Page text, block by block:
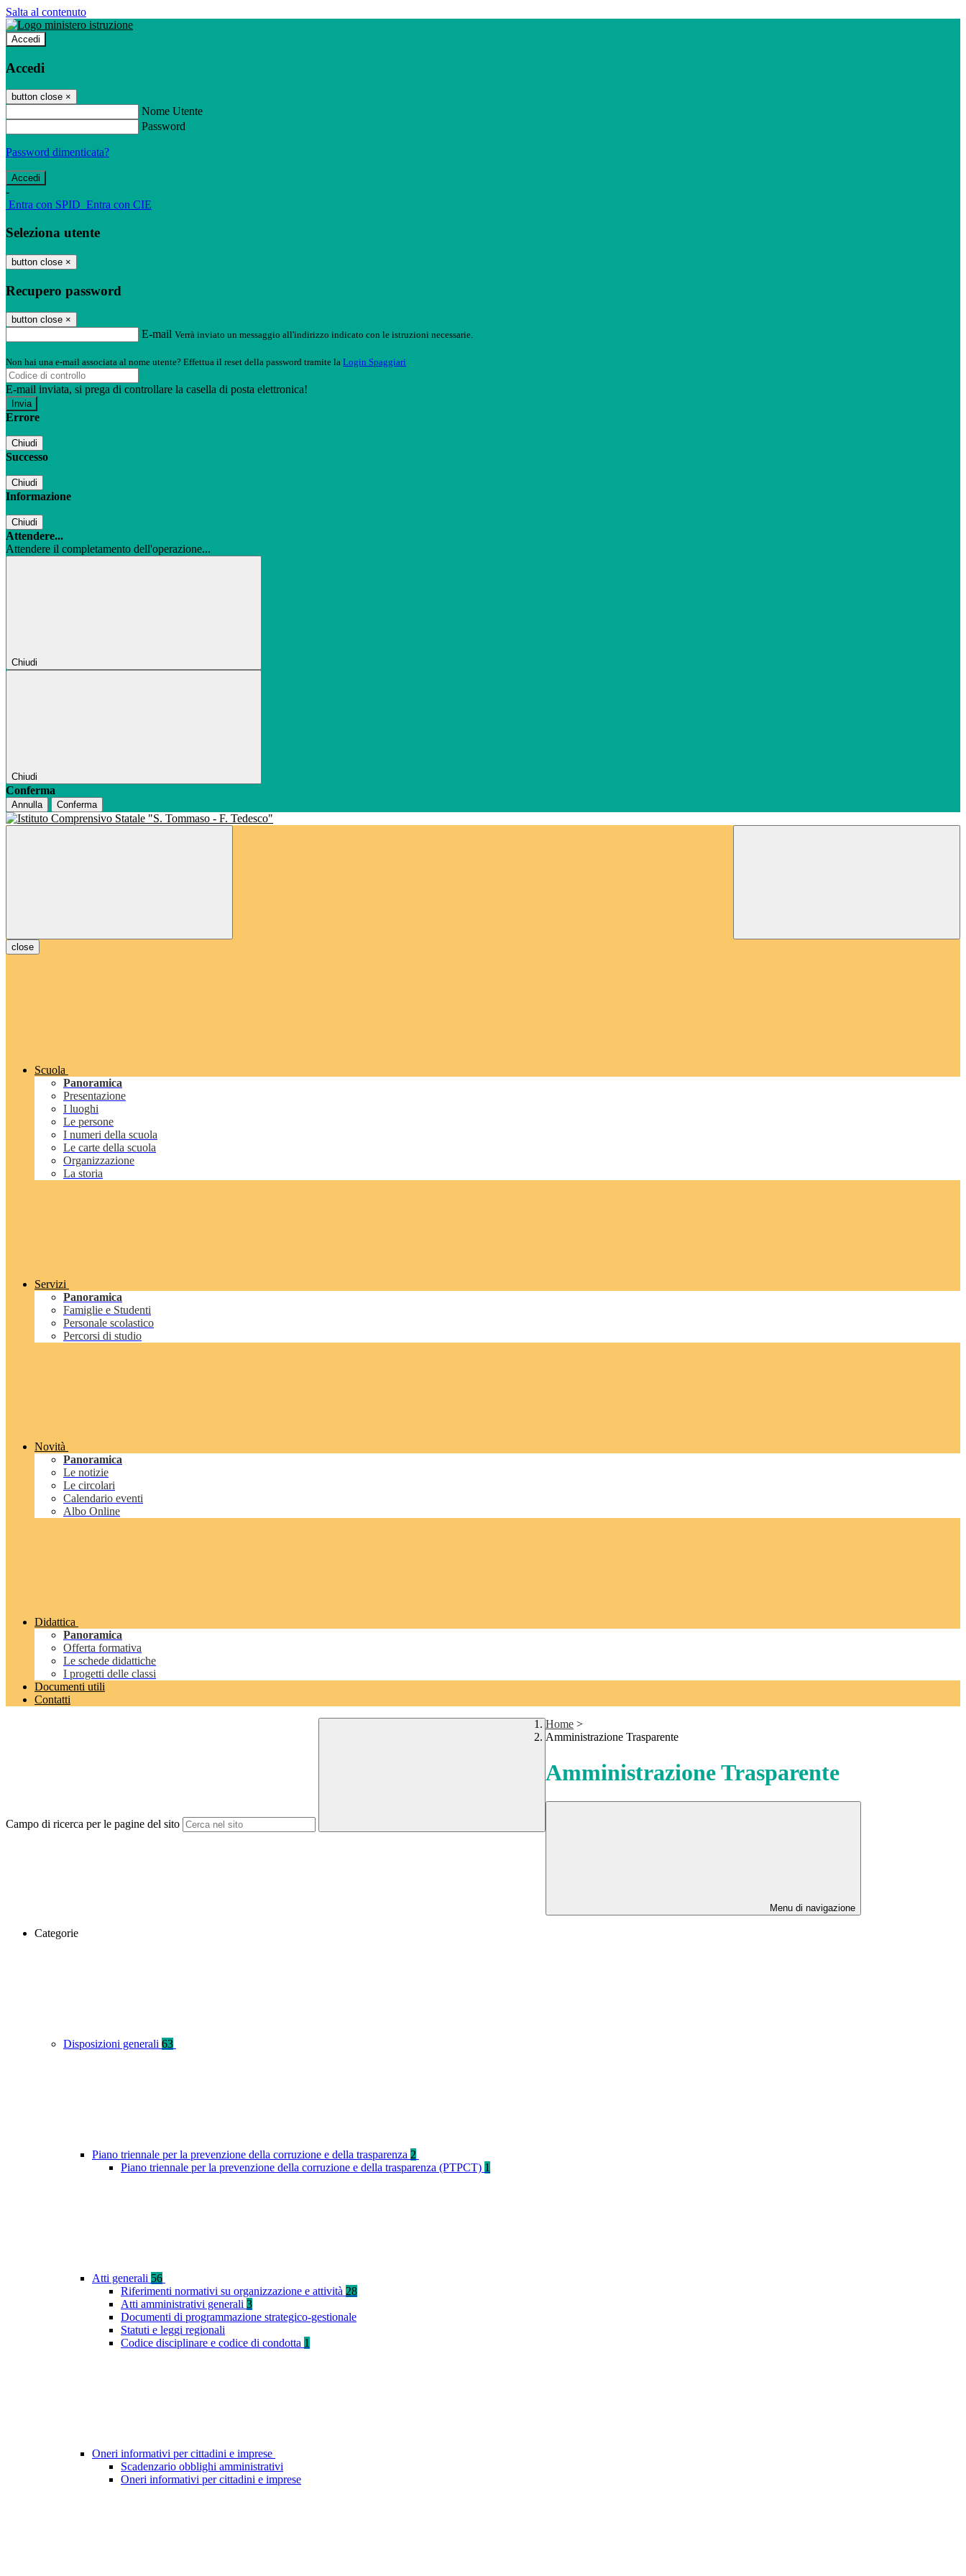
Salta al contenuto
Accedi
Accedi
button close ×
Nome Utente
Password
Password dimenticata?
-
Entra con SPID Entra con CIE
Seleziona utente
button close ×
Recupero password
button close ×
E-mail Verrà inviato un messaggio all'indirizzo indicato con le istruzioni necessarie.
Non hai una e-mail associata al nome utente? Effettua il reset della password tramite la Login Spaggiari
E-mail inviata, si prega di controllare la casella di posta elettronica!
Errore
Chiudi
Successo
Chiudi
Informazione
Chiudi
Attendere...
Attendere il completamento dell'operazione...
Chiudi
Chiudi
Conferma
Annulla Conferma
close
Scuola
Panoramica
Presentazione
I luoghi
Le persone
I numeri della scuola
Le carte della scuola
Organizzazione
La storia
Servizi
Panoramica
Famiglie e Studenti
Personale scolastico
Percorsi di studio
Novità
Panoramica
Le notizie
Le circolari
Calendario eventi
Albo Online
Didattica
Panoramica
Offerta formativa
Le schede didattiche
I progetti delle classi
Documenti utili
Contatti
Campo di ricerca per le pagine del sito
Home >
Amministrazione Trasparente
Amministrazione Trasparente
Menu di navigazione
Categorie
Disposizioni generali 63
Piano triennale per la prevenzione della corruzione e della trasparenza 2
Piano triennale per la prevenzione della corruzione e della trasparenza (PTPCT) 1
Atti generali 56
Riferimenti normativi su organizzazione e attività 28
Atti amministrativi generali 3
Documenti di programmazione strategico-gestionale
Statuti e leggi regionali
Codice disciplinare e codice di condotta 1
Oneri informativi per cittadini e imprese
Scadenzario obblighi amministrativi
Oneri informativi per cittadini e imprese